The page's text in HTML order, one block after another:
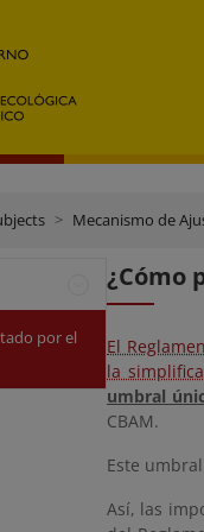
Mecanismo de
por el
¿Cómo
El
la
umbral
CBAM.
Este
Así, las